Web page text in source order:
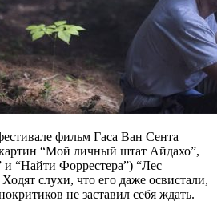
фильм Гаса Ван Сента
“Мой личный штат Айдахо”,
“Найти Форрестера”) “Лес
слухи, что его даже освистали,
не заставил себя ждать.